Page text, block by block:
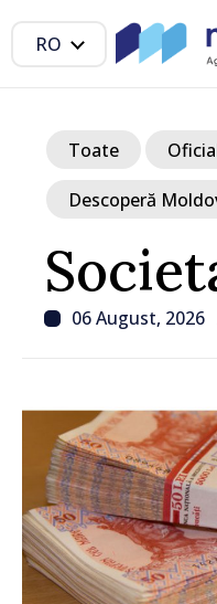
RO
06 August, 2026
Toate
Descoperă